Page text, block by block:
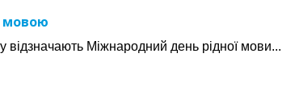
мовою
відзначають Міжнародний день рідної мови...